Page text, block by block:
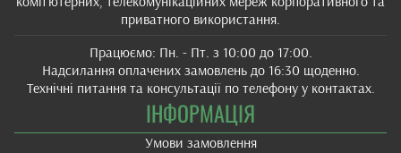
приватного використання.
Працюємо: Пн. - Пт. з 10:00 до 17:00.
Надсилання оплачених замовлень до 16:30 щоденно.
Технічні питання та консультації по телефону у контактах.
ІНФОРМАЦІЯ
Умови замовлення